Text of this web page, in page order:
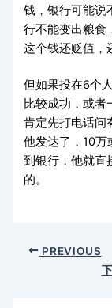
钱，银行可能说
行不能变出粮食
这个钱还贬值，
但如果投在6个
比较成功，或者
肯定先打电话问
他发达了，10
到银行，他就直
的。
PREVIOUS